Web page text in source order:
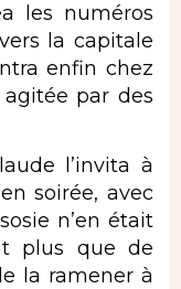
les numéros
la capitale
enfin chez
par des
l’invita à
soirée, avec
n’en était
plus que de
la ramener à